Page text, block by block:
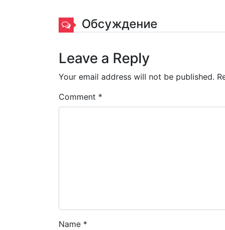
Обсуждение
Leave a Reply
Your email address will not be published.
Comment *
Name *